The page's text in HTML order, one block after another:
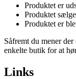
Produktet er
Produktet
Produktet er
Såfremt du mener
enkelte butik for at
Links